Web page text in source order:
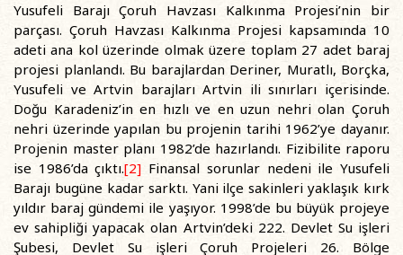
Yusufeli Barajı Çoruh Havzası Kalkınma Projesi’nin bir
parçası. Çoruh Havzası Kalkınma Projesi kapsamında 10
adeti ana kol üzerinde olmak üzere toplam 27 adet baraj
projesi planlandı. Bu barajlardan Deriner, Muratlı, Borçka,
Yusufeli ve Artvin barajları Artvin ili sınırları içerisinde.
Doğu Karadeniz’in en hızlı ve en uzun nehri olan Çoruh
nehri üzerinde yapılan bu projenin tarihi 1962’ye dayanır.
Projenin master planı 1982’de hazırlandı. Fizibilite raporu
ise 1986’da çıktı.[2] Finansal sorunlar nedeni ile Yusufeli
Barajı bugüne kadar sarktı. Yani ilçe sakinleri yaklaşık kırk
yıldır baraj gündemi ile yaşıyor. 1998’de bu büyük projeye
ev sahipliği yapacak olan Artvin’deki 222. Devlet Su işleri
Şubesi, Devlet Su işleri Çoruh Projeleri 26. Bölge